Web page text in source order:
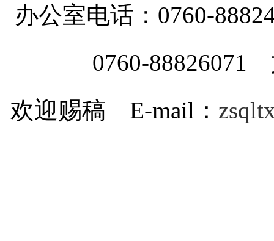
办公室电话：0760-
0760-88826071
欢迎赐稿 E-mail：